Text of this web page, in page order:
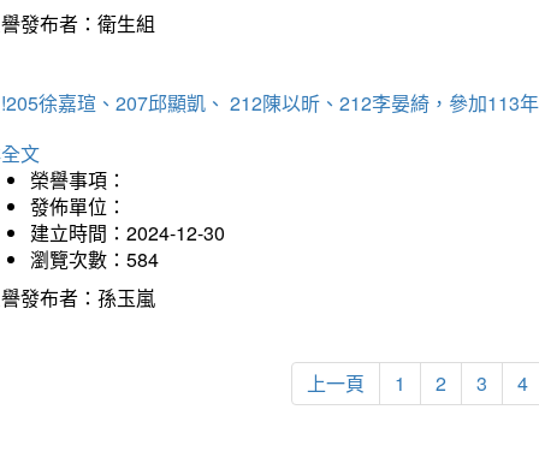
發布者：衛生組
徐嘉瑄、207邱顯凱、 212陳以昕、212李晏綺，參加113
文
榮譽事項：
發佈單位：
建立時間：2024-12-30
瀏覽次數：584
發布者：孫玉嵐
上一頁 1 2 3 4